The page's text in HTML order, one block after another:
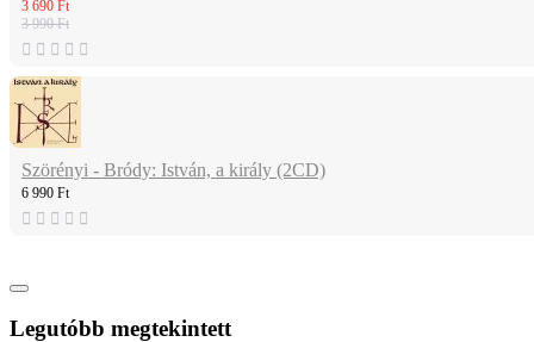
3 690 Ft
3 990 Ft
Szörényi - Bródy: István, a király (2CD)
6 990 Ft
Legutóbb megtekintett